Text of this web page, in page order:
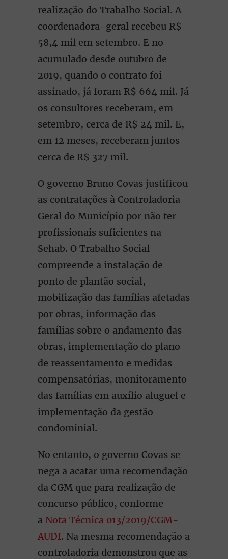
realização do Trabalho Social. A
coordenadora-geral recebeu R$
58,4 mil em setembro. E no
acumulado desde outubro de
2019, quando o contrato foi
assinado, já foram R$ 664 mil. Já
os consultores receberam, em
setembro, cerca de R$ 24 mil. E,
em 12 meses, receberam juntos
cerca de R$ 327 mil.
O governo Bruno Covas justificou
as contratações à Controladoria
Geral do Município por não ter
profissionais suficientes na
Sehab. O Trabalho Social
compreende a instalação de
ponto de plantão social,
mobilização das famílias afetadas
por obras, informação das
famílias sobre o andamento das
obras, implementação do plano
de reassentamento e medidas
compensatórias, monitoramento
das famílias em auxílio aluguel e
implementação da gestão
condominial.
No entanto, o governo Covas se
nega a acatar uma recomendação
da CGM que para realização de
concurso público, conforme
a Nota Técnica 013/2019/CGM-
AUDI. Na mesma recomendação a
controladoria demonstrou que as